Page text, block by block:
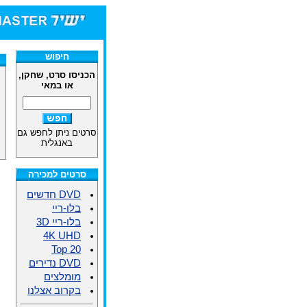
חיפוש
הכניסו סרט, שחקן,
או במאי
סרטים ניתן לחפש גם
באנגלית
סרטים למכירה
DVD חדשים
בלו-ריי
בלו-ריי 3D
4K UHD
Top 20
DVD נדירים
מומלצים
בקרוב אצלנו